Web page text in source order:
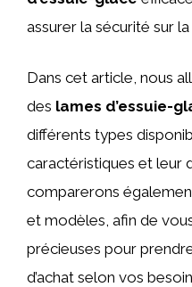
assurer la sécurité sur
Dans cet article, nous
des lames d’essuie-
différents types
caractéristiques et leur
comparerons
et modèles, afin de
précieuses pour
d’achat selon vos